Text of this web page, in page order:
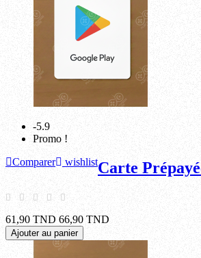
-5.9
Promo !
Comparer
wishlistCarte
61,90 TND 66,90 TND
Ajouter au panier